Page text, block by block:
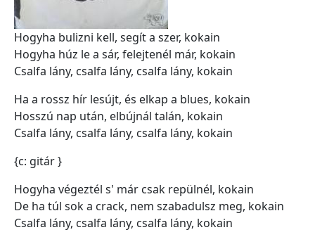
Hogyha bulizni kell, segít a szer, kokain
Hogyha húz le a sár, felejtenél már, kokain
Csalfa lány, csalfa lány, csalfa lány, kokain
Ha a rossz hír lesújt, és elkap a blues, kokain
Hosszú nap után, elbújnál talán, kokain
Csalfa lány, csalfa lány, csalfa lány, kokain
{c: gitár }
Hogyha végeztél s' már csak repülnél, kokain
De ha túl sok a crack, nem szabadulsz meg, kokain
Csalfa lány, csalfa lány, csalfa lány, kokain